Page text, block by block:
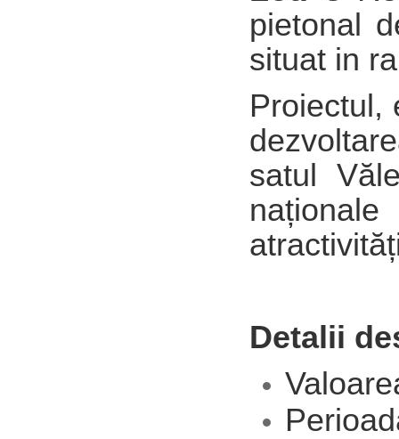
pietonal
situat in
Proiectul,
satul
Detalii